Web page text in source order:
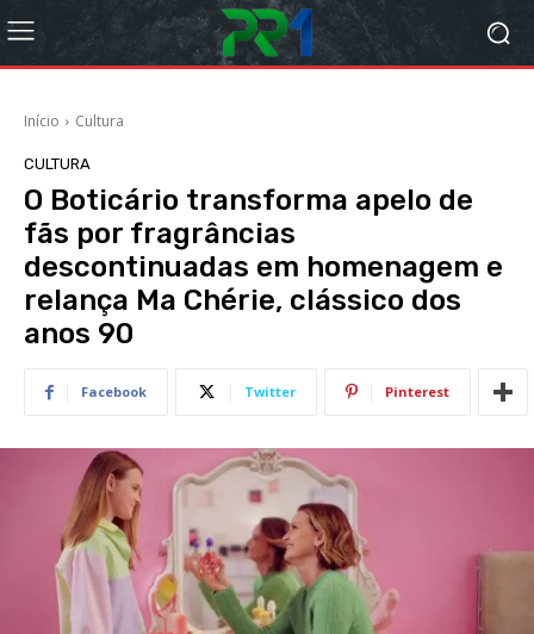
Início Cultura
CULTURA
O Boticário transforma apelo de
fãs por fragrâncias
descontinuadas em homenagem e
relança Ma Chérie, clássico dos
anos 90
Facebook Twitter Pinterest